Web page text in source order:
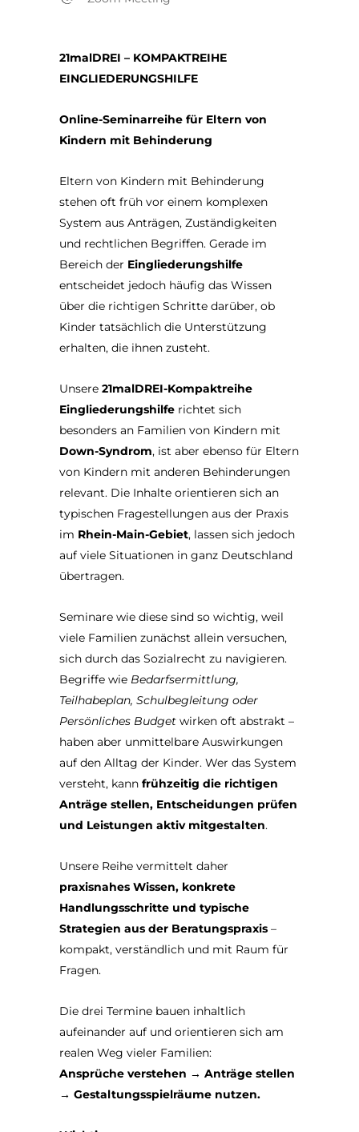
21malDREI – KOMPAKTREIHE
EINGLIEDERUNGSHILFE
Online-Seminarreihe für Eltern von
Kindern mit Behinderung
Eltern von Kindern mit Behinderung
stehen oft früh vor einem komplexen
System aus Anträgen, Zuständigkeiten
und rechtlichen Begriffen. Gerade im
Bereich der Eingliederungshilfe
entscheidet jedoch häufig das Wissen
über die richtigen Schritte darüber, ob
Kinder tatsächlich die Unterstützung
erhalten, die ihnen zusteht.
Unsere 21malDREI-Kompaktreihe
Eingliederungshilfe richtet sich
besonders an Familien von Kindern mit
Down-Syndrom, ist aber ebenso für Eltern
von Kindern mit anderen Behinderungen
relevant. Die Inhalte orientieren sich an
typischen Fragestellungen aus der Praxis
im Rhein-Main-Gebiet, lassen sich jedoch
auf viele Situationen in ganz Deutschland
übertragen.
Seminare wie diese sind so wichtig, weil
viele Familien zunächst allein versuchen,
sich durch das Sozialrecht zu navigieren.
Begriffe wie Bedarfsermittlung,
Teilhabeplan, Schulbegleitung oder
Persönliches Budget wirken oft abstrakt –
haben aber unmittelbare Auswirkungen
auf den Alltag der Kinder. Wer das System
versteht, kann frühzeitig die richtigen
Anträge stellen, Entscheidungen prüfen
und Leistungen aktiv mitgestalten.
Unsere Reihe vermittelt daher
praxisnahes Wissen, konkrete
Handlungsschritte und typische
Strategien aus der Beratungspraxis –
kompakt, verständlich und mit Raum für
Fragen.
Die drei Termine bauen inhaltlich
aufeinander auf und orientieren sich am
realen Weg vieler Familien:
Ansprüche verstehen → Anträge stellen
→ Gestaltungsspielräume nutzen.